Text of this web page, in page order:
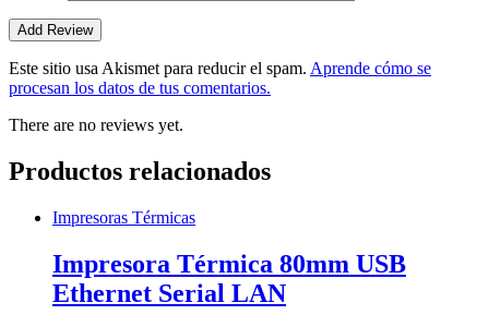
Este sitio usa Akismet para reducir el spam. Aprende cómo se
procesan los datos de tus comentarios.
There are no reviews yet.
Productos relacionados
Impresoras Térmicas
Impresora Térmica 80mm USB
Ethernet Serial LAN